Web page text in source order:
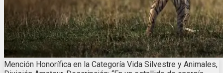
Mención Honorífica en la Categoría Vida Silvestre y Animales,